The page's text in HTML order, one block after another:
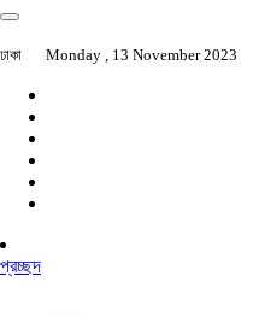
ঢাকা Monday , 13 November 2023
প্রচ্ছদ